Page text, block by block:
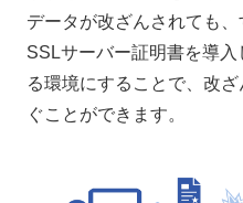
データが改ざんされても、
SSLサーバー証明書を導
る環境にすることで、改
ぐことができます。